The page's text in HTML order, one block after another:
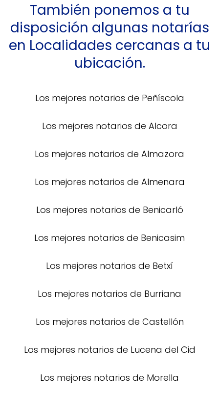
También ponemos a tu
disposición algunas notarías
en Localidades cercanas a tu
ubicación.
Los mejores notarios de Peñíscola
Los mejores notarios de Alcora
Los mejores notarios de Almazora
Los mejores notarios de Almenara
Los mejores notarios de Benicarló
Los mejores notarios de Benicasim
Los mejores notarios de Betxí
Los mejores notarios de Burriana
Los mejores notarios de Castellón
Los mejores notarios de Lucena del Cid
Los mejores notarios de Morella